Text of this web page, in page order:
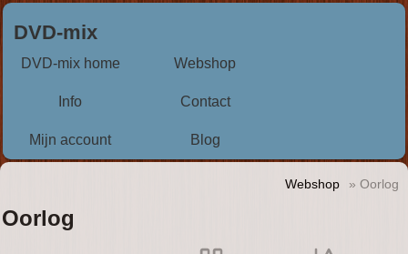
DVD-mix
DVD-mix home Webshop
Info Contact
Mijn account Blog
Webshop » Oorlog
Oorlog